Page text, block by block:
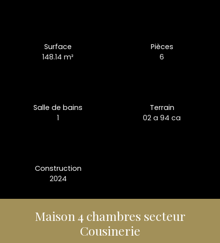
Surface
148.14m²
Pièces
6
Salle de bains
1
Terrain
02 a 94 ca
Construction
2024
Maison 4 chambres secteur
Cousinerie